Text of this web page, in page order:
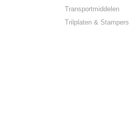
Transportmiddelen
Trilplaten & Stampers